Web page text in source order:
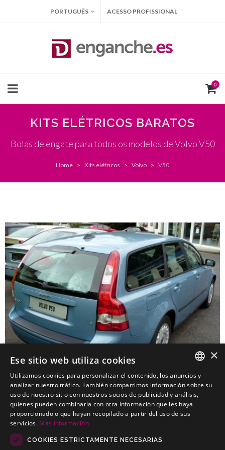
PORTUGUÊS ACESSO PROFISSIONAL
0
KITS ELÉTRICOS BARATOS
Bolas de engate para todos os modelos de Volvo V50
Home Kits elétricos Volvo V50
VOLVO V50 Familiar
Kits elétricos baratos para VOLVO V50 Familiar
SPANISH
PORTUGUESE
×
Ese sitio web utiliza cookies
Utilizamos cookies para personalizar el contenido, los anuncios y
analizar nuestro tráfico. También compartimos información sobre su
uso de nuestro sitio con nuestros socios de publicidad y análisis,
quienes pueden combinarla con otra información que les haya
proporcionado o que hayan recopilado a partir del uso de sus
servicios. Más información
COOKIES ESTRICTAMENTE NECESARIAS